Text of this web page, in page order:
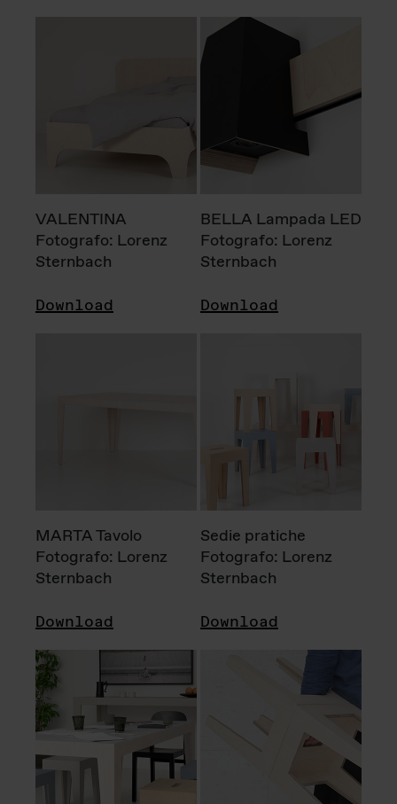
VALENTINA
Fotografo: Lorenz
Sternbach
Download
BELLA Lampada LED
Fotografo: Lorenz
Sternbach
Download
MARTA Tavolo
Fotografo: Lorenz
Sternbach
Download
Sedie pratiche
Fotografo: Lorenz
Sternbach
Download